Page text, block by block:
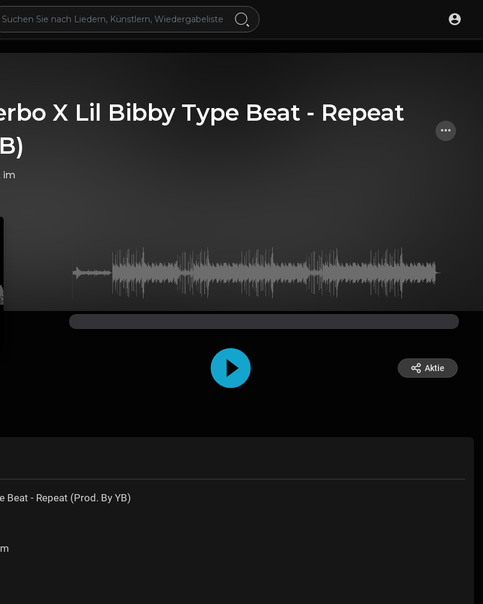
X Lil Bibby Type Beat - Repeat
im
Aktie
Beat - Repeat (Prod. By YB)